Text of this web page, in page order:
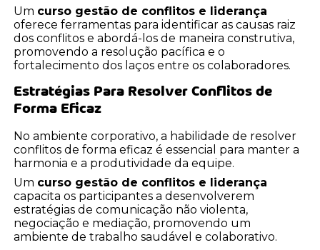
Um curso gestão de conflitos e liderança
oferece ferramentas para identificar as causas raiz
dos conflitos e abordá-los de maneira construtiva,
promovendo a resolução pacífica e o
fortalecimento dos laços entre os colaboradores.
Estratégias Para Resolver Conflitos de
Forma Eficaz
No ambiente corporativo, a habilidade de resolver
conflitos de forma eficaz é essencial para manter a
harmonia e a produtividade da equipe.
Um curso gestão de conflitos e liderança
capacita os participantes a desenvolverem
estratégias de comunicação não violenta,
negociação e mediação, promovendo um
ambiente de trabalho saudável e colaborativo.